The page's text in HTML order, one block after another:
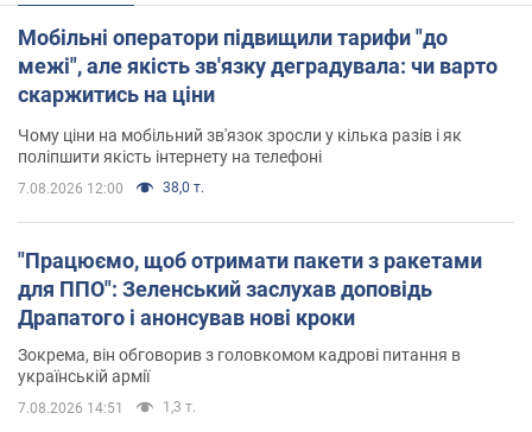
Мобільні оператори підвищили тарифи "до
межі", але якість зв'язку деградувала: чи варто
скаржитись на ціни
Чому ціни на мобільний зв'язок зросли у кілька разів і як
поліпшити якість інтернету на телефоні
7.08.2026 12:00 38,0 т.
"Працюємо, щоб отримати пакети з ракетами
для ППО": Зеленський заслухав доповідь
Драпатого і анонсував нові кроки
Зокрема, він обговорив з головкомом кадрові питання в
українській армії
7.08.2026 14:51 1,3 т.